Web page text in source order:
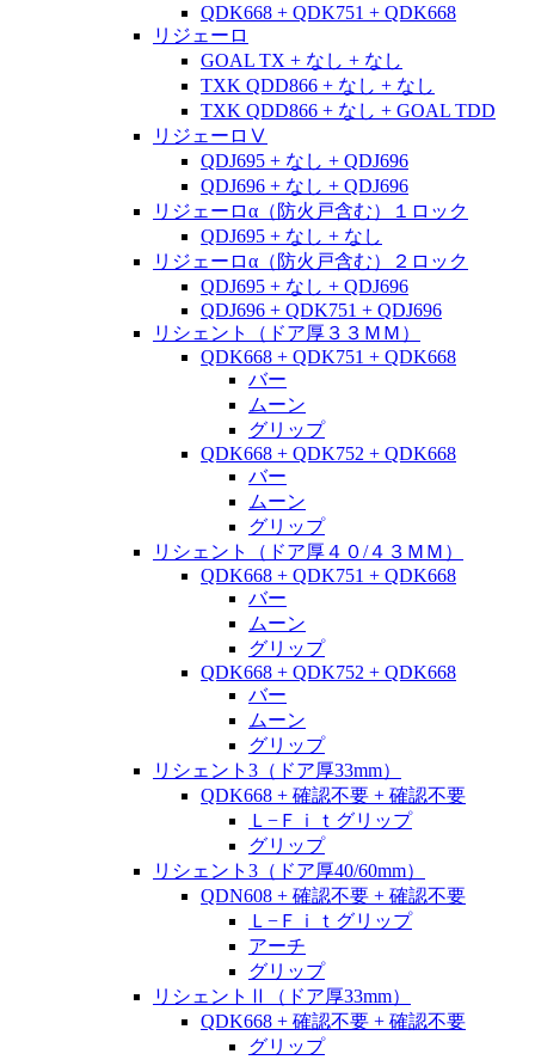
QDK668 + QDK751 + QDK668
リジェーロ
GOAL TX + なし + なし
TXK QDD866 + なし + なし
TXK QDD866 + なし + GOAL TDD
リジェーロⅤ
QDJ695 + なし + QDJ696
QDJ696 + なし + QDJ696
リジェーロα（防火戸含む）１ロック
QDJ695 + なし + なし
リジェーロα（防火戸含む）２ロック
QDJ695 + なし + QDJ696
QDJ696 + QDK751 + QDJ696
リシェント（ドア厚３３ＭＭ）
QDK668 + QDK751 + QDK668
バー
ムーン
グリップ
QDK668 + QDK752 + QDK668
バー
ムーン
グリップ
リシェント（ドア厚４０/４３ＭＭ）
QDK668 + QDK751 + QDK668
バー
ムーン
グリップ
QDK668 + QDK752 + QDK668
バー
ムーン
グリップ
リシェント3（ドア厚33mm）
QDK668 + 確認不要 + 確認不要
Ｌ−Ｆｉｔグリップ
グリップ
リシェント3（ドア厚40/60mm）
QDN608 + 確認不要 + 確認不要
Ｌ−Ｆｉｔグリップ
アーチ
グリップ
リシェントⅡ（ドア厚33mm）
QDK668 + 確認不要 + 確認不要
グリップ